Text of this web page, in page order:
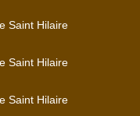
Saint Hilaire
Saint Hilaire
Saint Hilaire